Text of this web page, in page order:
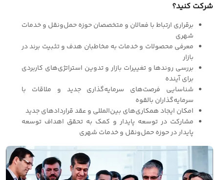
شرکت کنید؟
برقراری ارتباط با فعالان و متخصصان حوزه حمل‌ونقل و خدمات
شهری
معرفی محصولات و خدمات به مخاطبان هدف و تثبیت برند در
بازار
بررسی روندها و تغییرات بازار و تدوین استراتژی‌های کاربردی
برای آینده
شناسایی فرصت‌های سرمایه‌گذاری جدید و ملاقات با
سرمایه‌گذاران بالقوه
امکان ایجاد همکاری‌های بین‌المللی و عقد قراردادهای جدید
مشارکت در توسعه پایدار و کمک به تحقق اهداف توسعه
پایدار در حوزه حمل‌ونقل و خدمات شهری